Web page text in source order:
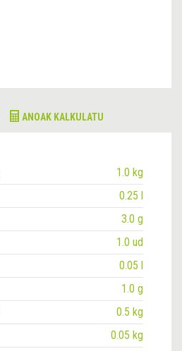
ANOAK KALKULATU
1.0 kg
0.25 l
3.0 g
1.0 ud
0.05 l
1.0 g
0.5 kg
0.05 kg